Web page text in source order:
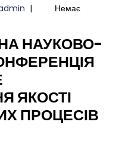
admin
|
Немає
НАУКОВО-
ЯКОСТІ
ПРОЦЕСІВ